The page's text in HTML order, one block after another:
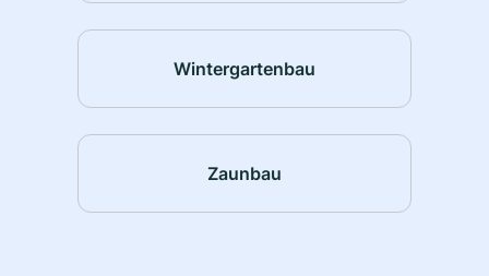
Wintergartenbau
Zaunbau